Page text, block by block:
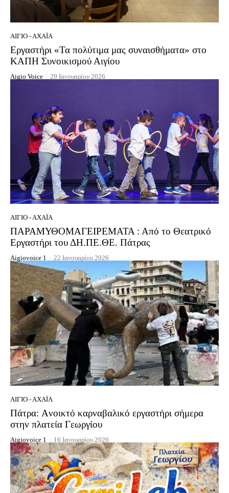
ΑΊΓΙΟ - ΑΧΑΪ́Α
Εργαστήρι «Τα πολύτιμα μας συναισθήματα» στο
ΚΑΠΗ Συνοικισμού Αιγίου
Aigio Voice - 29 Ιανουαρίου 2026
ΑΊΓΙΟ - ΑΧΑΪ́Α
ΠΑΡΑΜΥΘΟΜΑΓΕΙΡΕΜΑΤΑ : Από το Θεατρικό
Εργαστήρι του ΔΗ.ΠΕ.ΘΕ. Πάτρας
Aigiovoice 1 - 22 Ιανουαρίου 2026
ΑΊΓΙΟ - ΑΧΑΪ́Α
Πάτρα: Aνοικτό καρναβαλικό εργαστήρι σήμερα
στην πλατεία Γεωργίου
Aigiovoice 1 - 16 Ιανουαρίου 2026